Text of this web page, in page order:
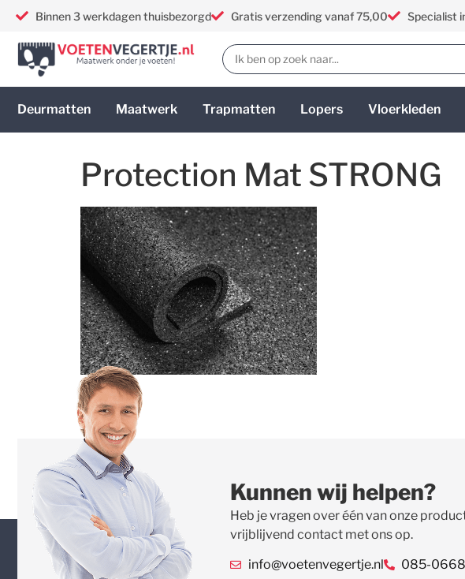
Binnen 3 werkdagen thuisbezorgd Gratis verzending vanaf 75,00 Specialist
Deurmatten Maatwerk Trapmatten Lopers Vloerkleden
Protection Mat STRONG
Kunnen wij helpen?
Heb je vragen over één van onze
vrijblijvend contact met ons op.
info@voetenvegertje.nl 085-